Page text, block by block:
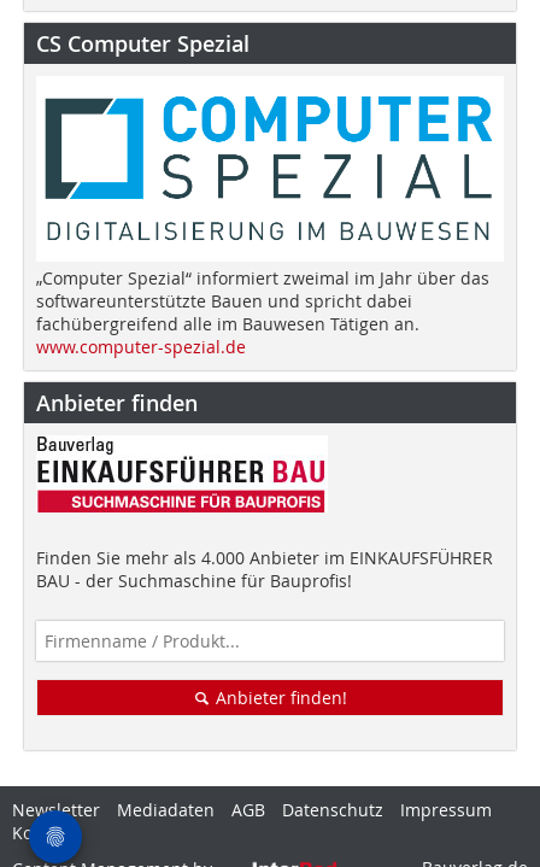
CS Computer Spezial
„Computer Spezial“ informiert zweimal im Jahr über das
softwareunterstützte Bauen und spricht dabei
fachübergreifend alle im Bauwesen Tätigen an.
www.computer-spezial.de
Anbieter finden
Finden Sie mehr als 4.000 Anbieter im EINKAUFSFÜHRER
BAU - der Suchmaschine für Bauprofis!
Anbieter finden!
Newsletter Mediadaten AGB Datenschutz
Impressum
Kontakt